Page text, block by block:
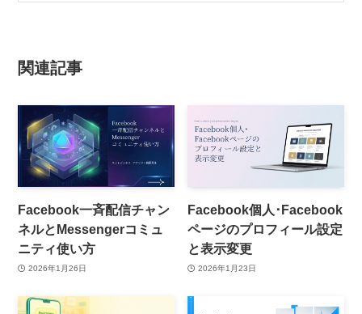
関連記事
Facebook一斉配信チャン
ネルとMessengerコミュ
ニティ使い方
2026年1月26日
Facebook個人･Facebook
ページのプロフィール設定
と表示変更
2026年1月23日